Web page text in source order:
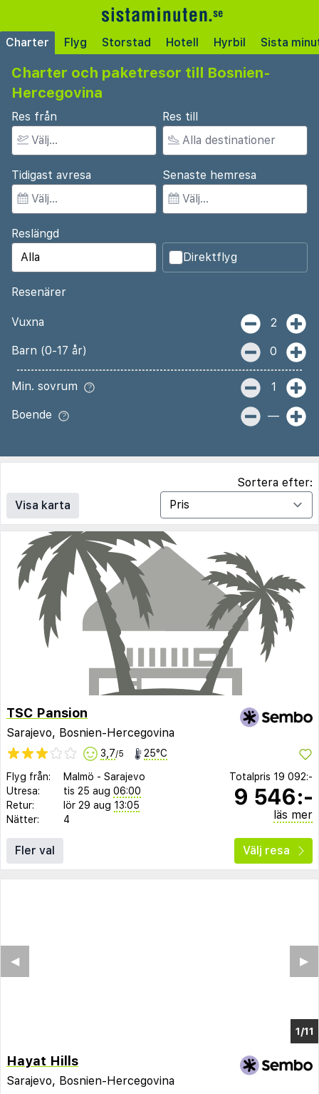
Charter Flyg Storstad Hotell Hyrbil Sista
Charter och paketresor till Bosnien-
Hercegovina
Res från Res till
Tidigast avresa Senaste hemresa
Reslängd
Direktflyg
Resenärer
Vuxna 2
Barn (0-17 år) 0
Min. sovrum 1
Boende —
Visa karta
Sortera efter:
TSC Pansion
Sarajevo, Bosnien-Hercegovina
3,7/5 25°C
Flyg från: Malmö - Sarajevo
Utresa:
tis 25 aug 06:00
Retur:
lör 29 aug 13:05
Nätter:
4
Totalpris 19 092:-
9 546:-
läs mer
Fler val Välj resa
1/7
▶︎
◀︎
Hayat Hills
Sarajevo, Bosnien-Hercegovina